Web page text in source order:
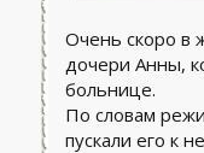
Очень скоро в
дочери Анны,
больнице.
По словам
пускали его к